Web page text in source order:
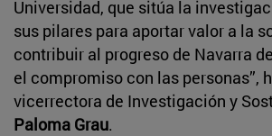
Universidad, que sitúa la
sus pilares para aportar valor a la
contribuir al progreso de Navarra
el compromiso con las personas”,
vicerrectora de Investigación y
Paloma Grau.